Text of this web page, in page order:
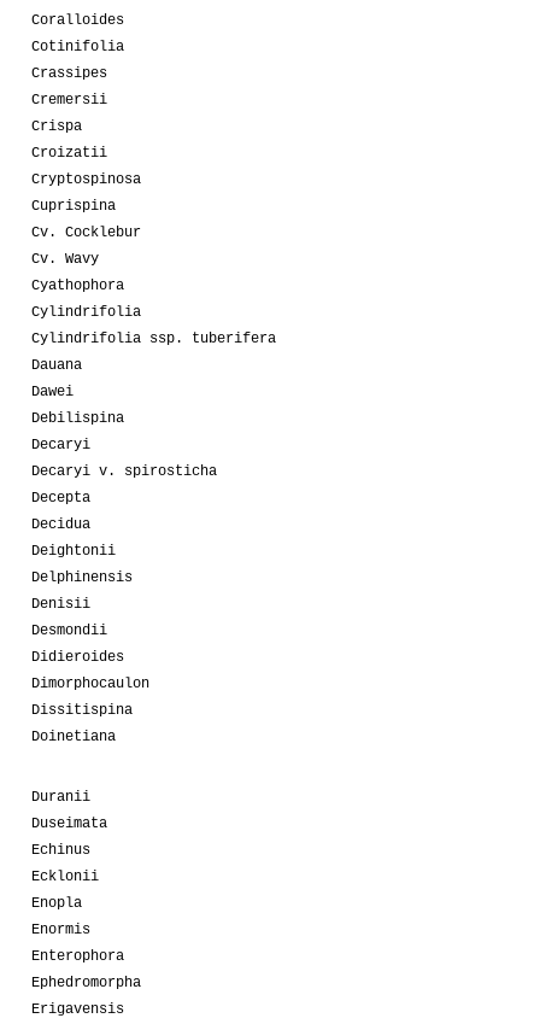
Coralloides
Cotinifolia
Crassipes
Cremersii
Crispa
Croizatii
Cryptospinosa
Cuprispina
Cv. Cocklebur
Cv. Wavy
Cyathophora
Cylindrifolia
Cylindrifolia ssp. tuberifera
Dauana
Dawei
Debilispina
Decaryi
Decaryi v. spirosticha
Decepta
Decidua
Deightonii
Delphinensis
Denisii
Desmondii
Didieroides
Dimorphocaulon
Dissitispina
Doinetiana
Duranii
Duseimata
Echinus
Ecklonii
Enopla
Enormis
Enterophora
Ephedromorpha
Erigavensis